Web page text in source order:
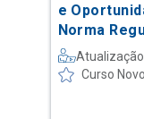
e
Norma
Prática
Atualização
Curso Novo